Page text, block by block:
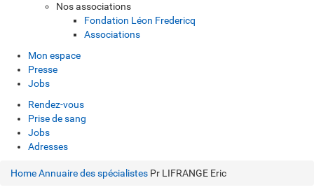
Nos associations
Fondation Léon Fredericq
Associations
Mon espace
Presse
Jobs
Rendez-vous
Prise de sang
Jobs
Adresses
HomeAnnuaire des spécialistes Pr LIFRANGE Eric